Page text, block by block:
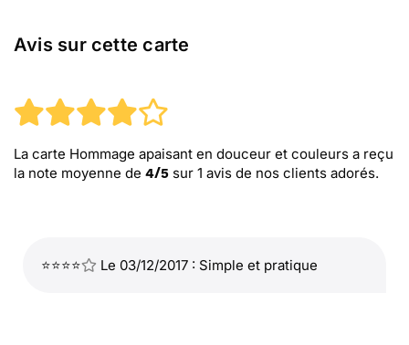
Avis sur cette carte
La carte Hommage apaisant en douceur et couleurs a reçu
la note moyenne de 4/5 sur 1 avis de nos clients adorés.
⭐⭐⭐⭐ Le 03/12/2017 : Simple et pratique